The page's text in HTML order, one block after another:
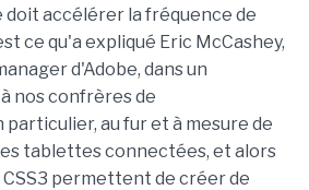
doit accélérer la fréquence de
ce qu'a expliqué Eric McCashey,
d'Adobe, dans un
nos confrères de
au fur et à mesure de
tablettes connectées, et alors
permettent de créer de